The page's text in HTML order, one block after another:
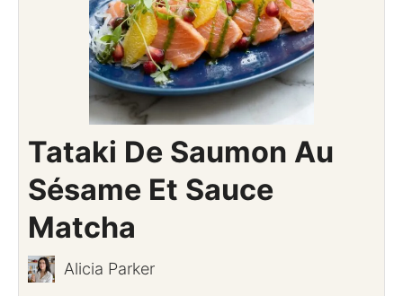
Tataki De Saumon Au
Sésame Et Sauce
Matcha
Alicia Parker